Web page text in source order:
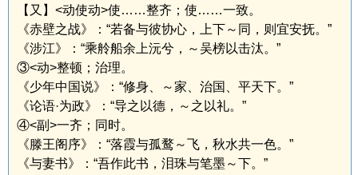
【又】<动使动>使……整齐；使……一致。
《赤壁之战》：“若备与彼协心，上下～同，则宜安抚。”
《涉江》：“乘舲船余上沅兮，～吴榜以击汰。”
③<动>整顿；治理。
《少年中国说》：“修身、～家、治国、平天下。”
《论语·为政》：“导之以德，～之以礼。”
④<副>一齐；同时。
《滕王阁序》：“落霞与孤鹜～飞，秋水共一色。”
《与妻书》：“吾作此书，泪珠与笔墨～下。”